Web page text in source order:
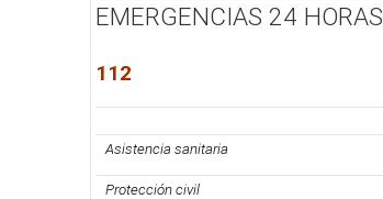
EMERGENCIAS 24 HORAS
112
Asistencia sanitaria
Protección civil